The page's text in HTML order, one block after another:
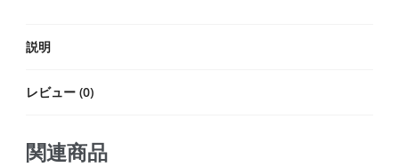
説明
レビュー (0)
関連商品